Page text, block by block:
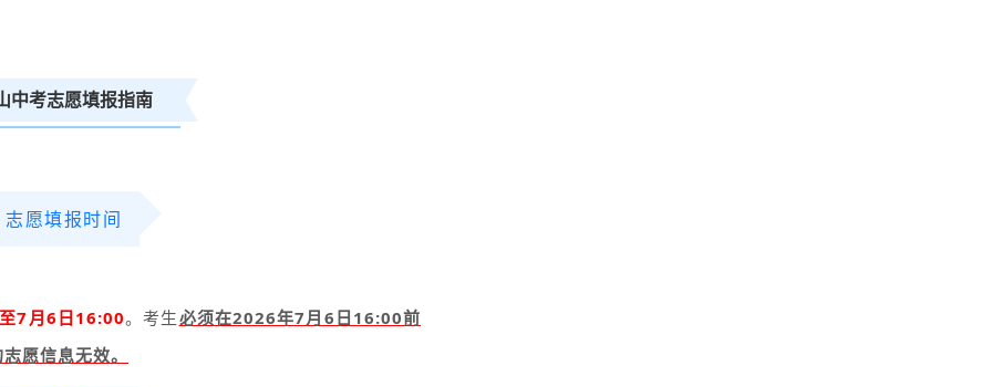
中考志愿填报指南
志愿填报时间
7月6日16:00。考生必须在2026年7月6日16:00前
愿信息无效。